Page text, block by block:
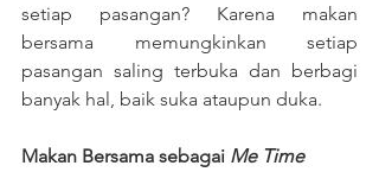
setiap pasangan? Karena makan
bersama memungkinkan setiap
pasangan saling terbuka dan berbagi
banyak hal, baik suka ataupun duka.
Makan Bersama sebagai Me Time